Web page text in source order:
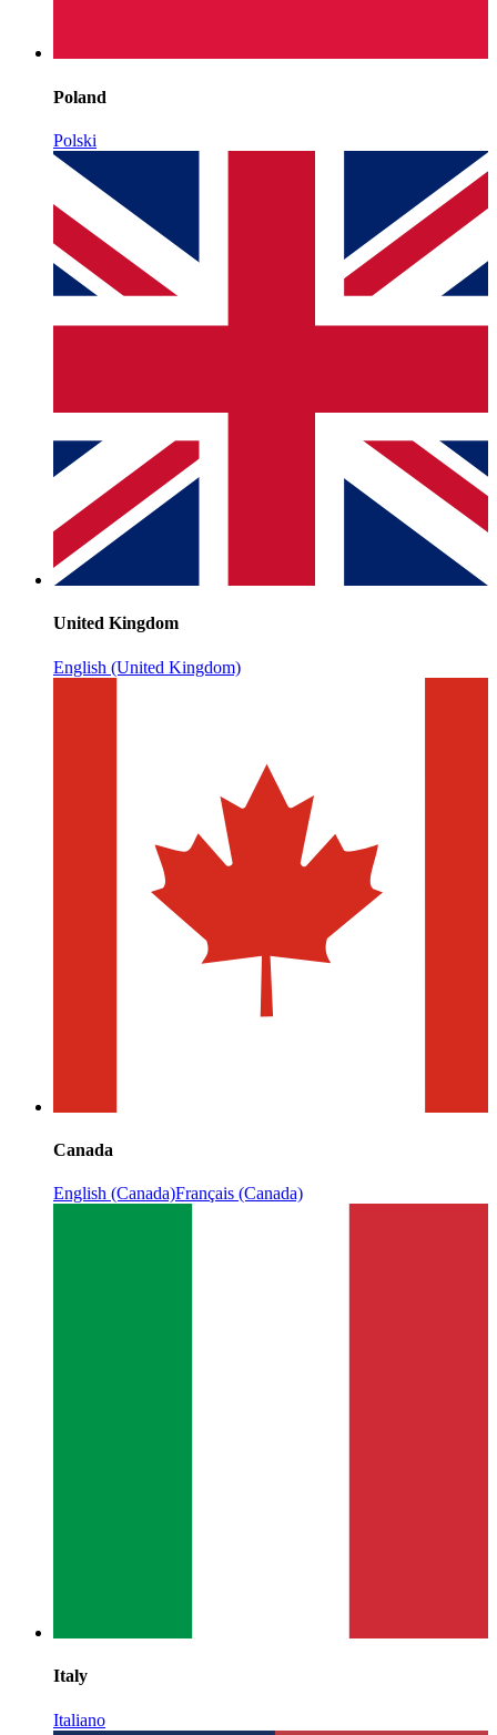
Poland
Polski
United Kingdom
English (United Kingdom)
Canada
English (Canada)Français (Canada)
Italy
Italiano